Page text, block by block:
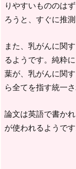
りやすいもののは
ろうと、すぐに推
また、乳がんに関
るようです。純粋
葉が、乳がんに関
ら全てを指す統一
論文は英語で書か
が使われるようです